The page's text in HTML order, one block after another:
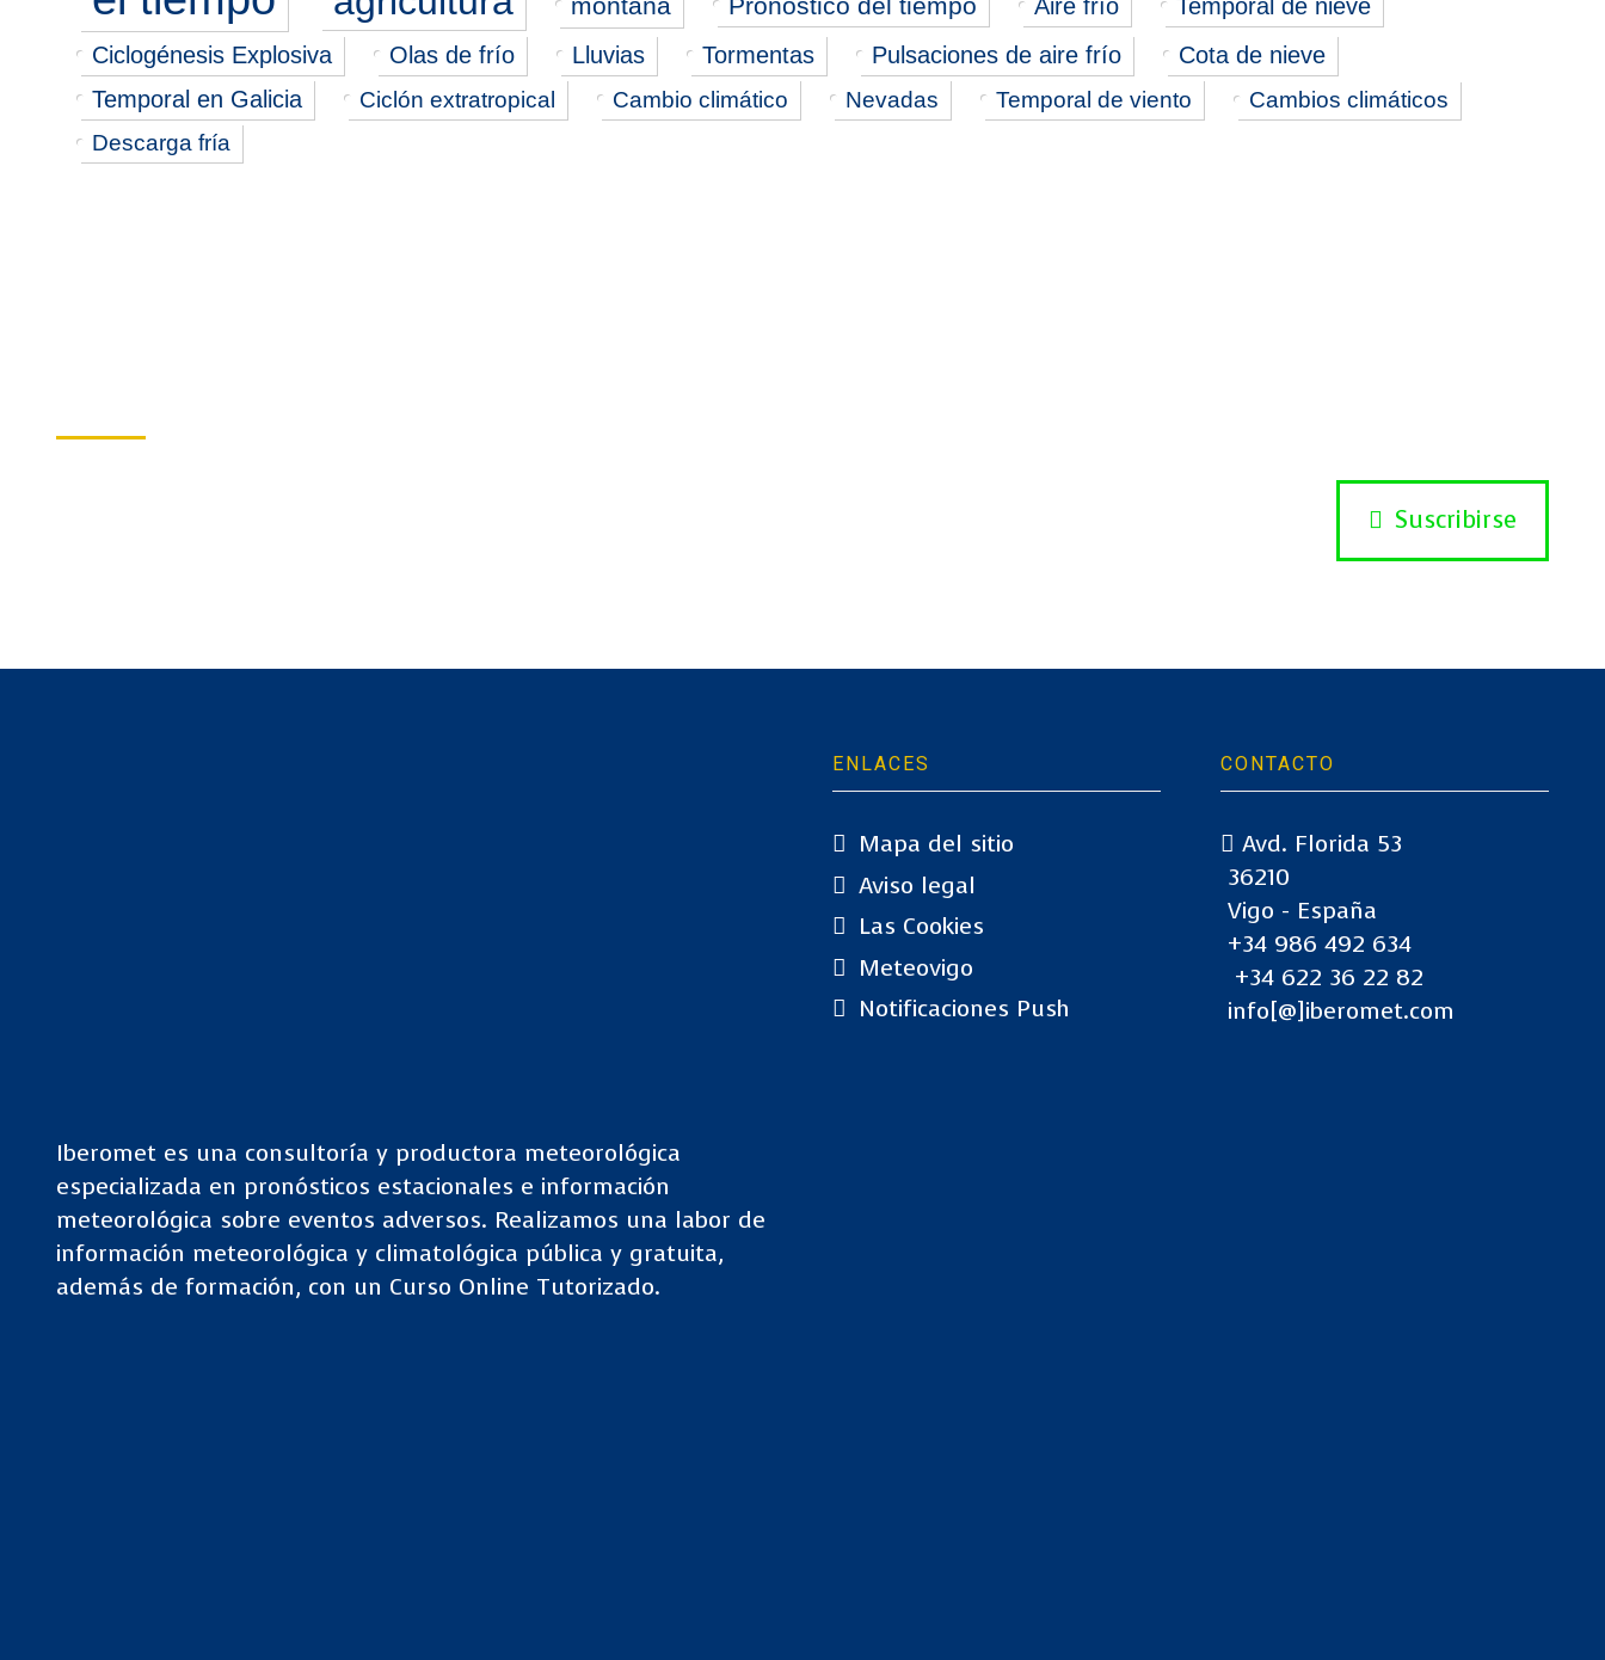
montaña Aire frío
Temporal de nieve
Ciclogénesis Explosiva
Olas de frío Lluvias Tormentas Pulsaciones de aire frío
Cota de nieve
Temporal en Galicia
Ciclón extratropical Cambio climático Nevadas Temporal de viento
Cambios climáticos
Descarga fría
Suscribirse
Iberomet es una consultoría y productora meteorológica
especializada en pronósticos estacionales e información
meteorológica sobre eventos adversos. Realizamos una labor de
información meteorológica y climatológica pública y gratuita,
además de formación, con un Curso Online Tutorizado.
ENLACES
Mapa del sitio
Aviso legal
Las Cookies
Meteovigo
Notificaciones Push
CONTACTO
Avd. Florida 53
36210
Vigo - España
+34 986 492 634
+34 622 36 22 82
info[@]iberomet.com